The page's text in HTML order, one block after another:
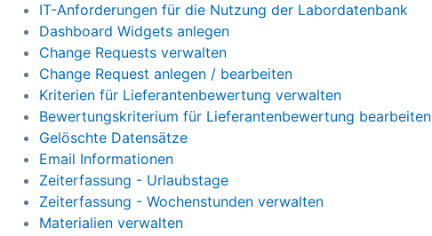
IT-Anforderungen für die Nutzung der Labordatenbank
Dashboard Widgets anlegen
Change Requests verwalten
Change Request anlegen / bearbeiten
Kriterien für Lieferantenbewertung verwalten
Bewertungskriterium für Lieferantenbewertung bearbeiten
Gelöschte Datensätze
Email Informationen
Zeiterfassung - Urlaubstage
Zeiterfassung - Wochenstunden verwalten
Materialien verwalten